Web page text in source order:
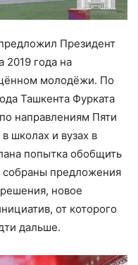
Президент
2019 года на
молодёжи. По
Ташкента Фурката
направлениям Пяти
школах и вузах в
попытка обобщить
собраны предложения
новое
от которого
дальше.